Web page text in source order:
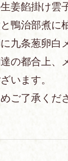
姜餡掛け雲
鴨治部煮に
九条葱卵白
の都合上、
います。
ご了承くだ